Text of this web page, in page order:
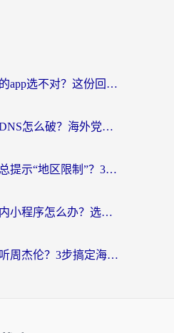
海外看国内电视剧的app选不对？这份回国加速器避坑指南帮你流畅追剧
喜马拉雅地区限制DNS怎么破？海外党听国内音乐听书的终极解决方案
在海外听喜马拉雅总提示“地区限制”？3步轻松解除+听国内音乐全攻略
在国外登录不了国内小程序怎么办？选对回国加速器，轻松解锁国内资源
在美国怎么用酷我听周杰伦？3步搞定海外听歌难题